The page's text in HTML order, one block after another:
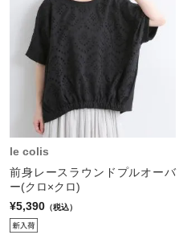
le colis
前身レースラウンドプルオーバ
ー(クロ×クロ)
¥5,390 （税込）